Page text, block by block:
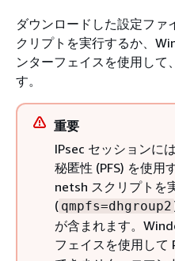
ダウンロードした設定ファ
クリプトを実行するか、
ンターフェイスを使用して
す。
重要
IPsec セッションに
秘匿性 (PFS) を使用
netsh スクリプトを
( qmpfs=dhgroup2
が含まれます。
フェイスを使用して